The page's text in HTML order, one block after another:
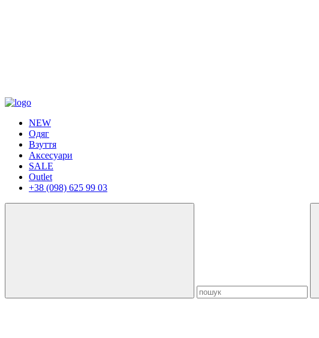
NEW
Одяг
Взуття
Аксесуари
SALE
Outlet
+38 (098) 625 99 03